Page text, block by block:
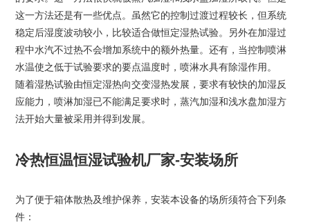
这一方法还是有一些优点。虽然它的控制过渡过程较长，但系统
稳定后湿度波动较小，比较适合做恒定湿热试验。另外在加湿过
程中水汽不过热不会增加系统中的额外热量。还有，当控制喷淋
水温使之低于试验要求的要点温度时，喷淋水具有除湿作用。
随着湿热试验由恒定湿热向交变湿热发展，要求有较快的加湿反
应能力，喷淋加湿已不能满足要求时，蒸汽加湿和浅水盘加湿方
法开始大量被采用并得到发展。
冷热恒温恒湿试验机厂家-安装场所
为了便于箱体散热及维护保养，安装本设备的场所须符合下列条
件：